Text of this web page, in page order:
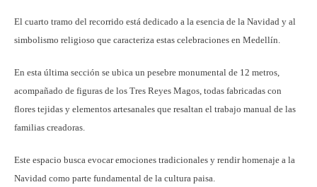
El cuarto tramo del recorrido está dedicado a la esencia de la Navidad y al
simbolismo religioso que caracteriza estas celebraciones en Medellín.
En esta última sección se ubica un pesebre monumental de 12 metros,
acompañado de figuras de los Tres Reyes Magos, todas fabricadas con
flores tejidas y elementos artesanales que resaltan el trabajo manual de las
familias creadoras.
Este espacio busca evocar emociones tradicionales y rendir homenaje a la
Navidad como parte fundamental de la cultura paisa.